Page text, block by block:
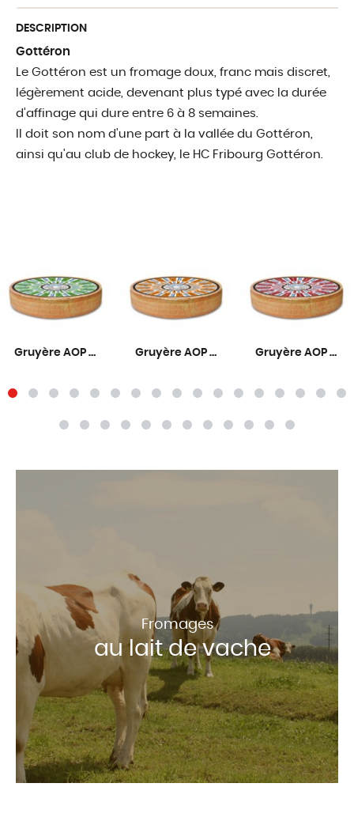
DESCRIPTION
Gottéron
Le Gottéron est un fromage doux, franc mais discret,
légèrement acide, devenant plus typé avec la durée
d’affinage qui dure entre 6 à 8 semaines.
Il doit son nom d'une part à la vallée du Gottéron,
ainsi qu'au club de hockey, le HC Fribourg Gottéron.
Gruyère AOP Primeur 6 mois Gruyère AOP Fruité 9 mois Gruyère AOP Corsé 12 mois
Fromages
au lait de vache